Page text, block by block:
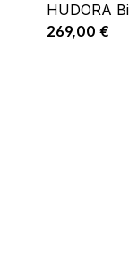
HUDORA
Regulärer
269,00 €